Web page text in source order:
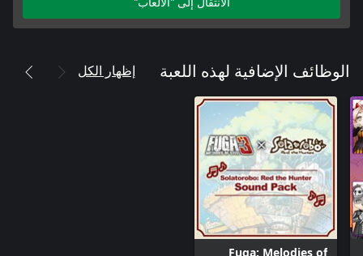
الوظائف الإضافية لهذه اللعبة إظهار الكل
Fuga: Melodies of